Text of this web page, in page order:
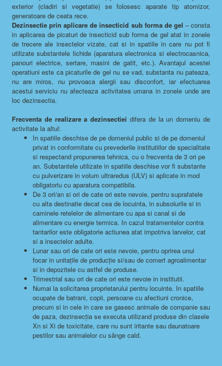
exterior (cladiri si vegetatie) se folosesc aparate tip atomizor,
generatoare de ceata rece.
Dezinsectie prin aplicare de insecticid sub forma de gel – consta
in aplicarea de picaturi de insecticid sub forma de gel atat in zonele
de trecere ale insectelor vizate, cat si in spatiile in care nu pot fi
utilizate substantele lichide (aparatura electronica si electrocasnica,
panouri electrice, sertare, masini de gatit, etc.). Avantajul acestei
operatiuni este ca picaturile de gel nu se vad, substanta nu pateaza,
nu are miros, nu provoaca alergii sau disconfort, iar efectuarea
acestui serviciu nu afecteaza activitatea umana in zonele unde are
loc dezinsectia.
Frecventa de realizare a dezinsectiei difera de la un domeniu de
activitate la altul:
In spatiile deschise de pe domeniul public si de pe domeniul
privat in conformitate cu prevederile institutiilor de specialitate
si respectand propunerea tehnica, cu o frecventa de 3 ori pe
an. Substantele utilizate in spatiile deschise vor fi substante
cu pulverizare in volum ultraredus (ULV) si aplicate in mod
obligatoriu cu aparatura compatibila.
De 3 ori/an si ori de cate ori este nevoie, pentru suprafatele
cu alta destinatie decat cea de locuinta, in subsolurile si in
caminele retelelor de alimentare cu apa si canal si de
alimentare cu energie termica. In cazul tratamentelor contra
tantarilor este obligatorie actiunea atat impotriva larvelor, cat
si a insectelor adulte.
Lunar sau ori de cate ori este nevoie, pentru oprirea unui
focar in unitaţile de producţie si/sau de comert agroalimentar
si in depozitele cu astfel de produse.
Trimestrial sau ori de cate ori este nevoie in institutii.
Numai la solicitarea proprietarului pentru locuinte. In spatiile
ocupate de batrani, copii, persoane cu afectiuni cronice,
precum si in cele in care se gasesc animale de companie sau
de paza, dezinsecţia se executa utilizand produse din clasele
Xn si Xi de toxicitate, care nu sunt iritante sau daunatoare
pestilor sau animalelor cu sânge cald.